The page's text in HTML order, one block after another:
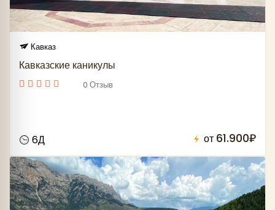
Кавказ
Кавказские каникулы
0 Отзыв
6Д от 61.900₽